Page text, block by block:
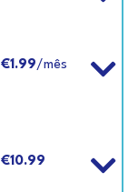
€1.99/mês
€10.99